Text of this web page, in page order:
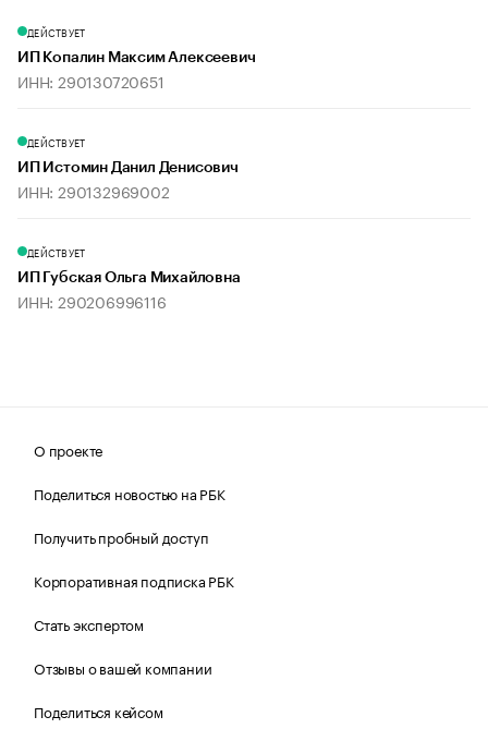
ДЕЙСТВУЕТ
ИП Копалин Максим Алексеевич
ИНН: 290130720651
ДЕЙСТВУЕТ
ИП Истомин Данил Денисович
ИНН: 290132969002
ДЕЙСТВУЕТ
ИП Губская Ольга Михайловна
ИНН: 290206996116
О проекте
Поделиться новостью на РБК
Получить пробный доступ
Корпоративная подписка РБК
Стать экспертом
Отзывы о вашей компании
Поделиться кейсом